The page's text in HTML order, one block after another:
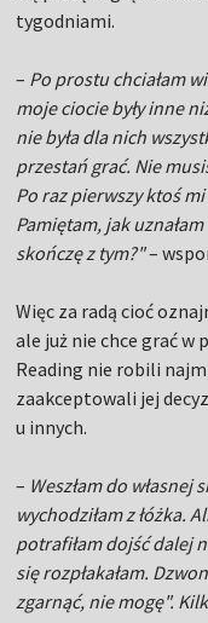
tygodniami.
– Po prostu chciałam
moje ciocie były inne
nie była dla nich
przestań grać. Nie
Po raz pierwszy ktoś
Pamiętam, jak
skończę z tym?"–
Więc za radą cioć
ale już nie chce grać w
Reading nie robili
zaakceptowali jej
u innych.
– Weszłam do
wychodziłam z łóżka.
potrafiłam dojść dalej
się rozpłakałam.
zgarnąć, nie mogę".